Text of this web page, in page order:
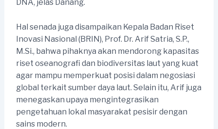
DNA, jelas Danang.
Hal senada juga disampaikan Kepala Badan Riset
Inovasi Nasional (BRIN), Prof. Dr. Arif Satria, S.P.,
M.Si., bahwa pihaknya akan mendorong kapasitas
riset oseanografi dan biodiversitas laut yang kuat
agar mampu memperkuat posisi dalam negosiasi
global terkait sumber daya laut. Selain itu, Arif juga
menegaskan upaya mengintegrasikan
pengetahuan lokal masyarakat pesisir dengan
sains modern.